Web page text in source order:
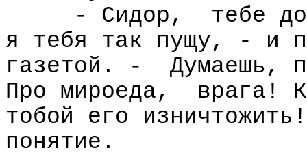
- Сидор,
тебе
я тебя так пущу, - и
газетой. -
Думаешь,
Про мироеда,
врага!
тобой его
понятие.